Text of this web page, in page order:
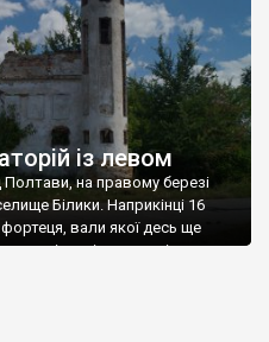
із левом
Полтави, на правому березі
Білики. Наприкінці 16
вали якої десь ще
місцеві мешканці нам